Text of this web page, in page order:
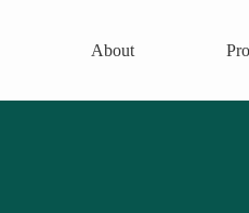
About